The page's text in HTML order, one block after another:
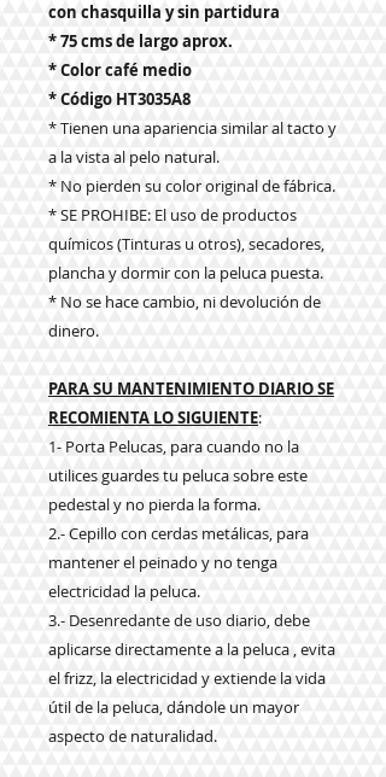
con chasquilla y sin partidura
* 75 cms de largo aprox.
* Color café medio
* Código HT3035A8
* Tienen una apariencia similar al tacto y
a la vista al pelo natural.
* No pierden su color original de fábrica.
* SE PROHIBE: El uso de productos
químicos (Tinturas u otros), secadores,
plancha y dormir con la peluca puesta.
* No se hace cambio, ni devolución de
dinero.
PARA SU MANTENIMIENTO DIARIO SE
RECOMIENTA LO SIGUIENTE:
1- Porta Pelucas, para cuando no la
utilices guardes tu peluca sobre este
pedestal y no pierda la forma.
2.- Cepillo con cerdas metálicas, para
mantener el peinado y no tenga
electricidad la peluca.
3.- Desenredante de uso diario, debe
aplicarse directamente a la peluca , evita
el frizz, la electricidad y extiende la vida
útil de la peluca, dándole un mayor
aspecto de naturalidad.